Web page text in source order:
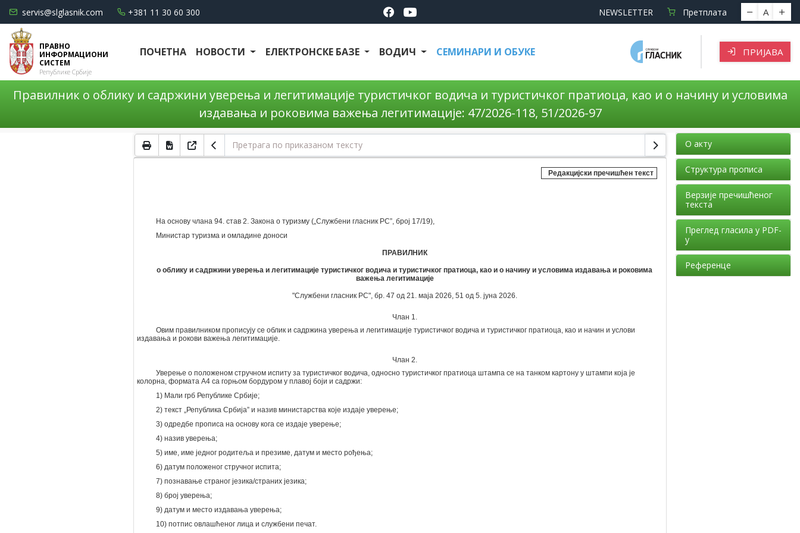
servis@slglasnik.com +381 11 30 60 300 NEWSLETTER Претплата A
ПРАВНО
ИНФОРМАЦИОНИ
СИСТЕМ
Републике Србије
ПОЧЕТНА НОВОСТИ ЕЛЕКТРОНСКЕ БАЗЕ ВОДИЧ СЕМИНАРИ И ОБУКЕ ПРИЈАВА
Правилник о облику и садржини уверења и легитимације туристичког водича и туристичког пратиоца, као и о начину и условима
издавања и роковима важења легитимације: 47/2026-118, 51/2026-97
Редакцијски пречишћен текст
На основу члана 94. став 2. Закона о туризму („Службени гласник РС”, број 17/19),
Министар туризма и омладине доноси
ПРАВИЛНИК
о облику и садржини уверења и легитимације туристичког водича и туристичког пратиоца, као и о начину и условима издавања и роковима
важења легитимације
"Службени гласник РС", бр. 47 од 21. маја 2026, 51 од 5. јуна 2026.
Члан 1.
Овим правилником прописују се облик и садржина уверења и легитимације туристичког водича и туристичког пратиоца, као и начин и услови
издавања и рокови важења легитимације.
Члан 2.
Уверење о положеном стручном испиту за туристичког водича, односно туристичког пратиоца штампа се на танком картону у штампи која је
колорна, формата А4 са горњом бордуром у плавој боји и садржи:
1) Мали грб Републике Србије;
2) текст „Република Србија” и назив министарства које издаје уверење;
3) одредбе прописа на основу кога се издаје уверење;
4) назив уверења;
5) име, име једног родитеља и презиме, датум и место рођења;
6) датум положеног стручног испита;
7) познавање страног језика/страних језика;
8) број уверења;
9) датум и место издавања уверења;
10) потпис овлашћеног лица и службени печат.
О акту
Структура прописа
Верзије пречишћеног
текста
Преглед гласила у PDF-
у
Референце